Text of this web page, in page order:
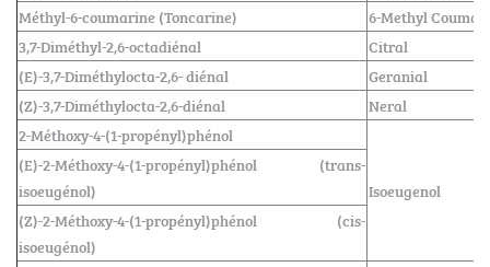
Méthyl-6-coumarine (Toncarine)
6-Methyl
3,7-Diméthyl-2,6-octadiénal
Citral
(E)-3,7-Diméthylocta-2,6- diénal
Geranial
(Z)-3,7-Diméthylocta-2,6-diénal
Neral
2-Méthoxy-4-(1-propényl)phénol
Isoeugenol
(E)-2-Méthoxy-4-(1-propényl)phénol (trans-
isoeugénol)
(Z)-2-Méthoxy-4-(1-propényl)phénol (cis-
isoeugénol)